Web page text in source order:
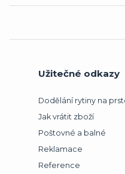
Užitečné odkazy
Dodělání rytiny na
Jak vrátit zboží
Poštovné a balné
Reklamace
Reference